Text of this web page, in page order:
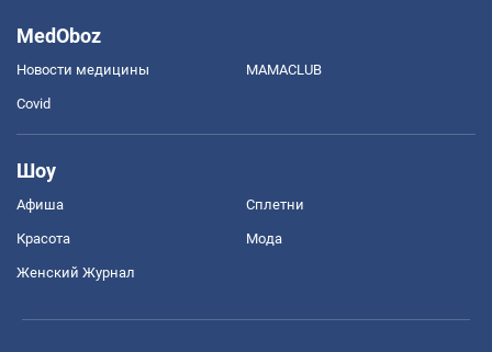
MedOboz
Новости медицины MAMACLUB
Covid
Шоу
Афиша Сплетни
Красота Мода
Женский Журнал